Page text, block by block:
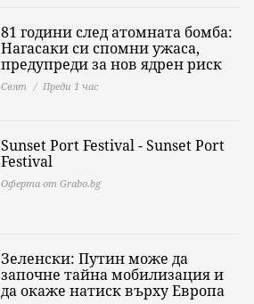
81 години след атомната бомба:
Нагасаки си спомни ужаса,
предупреди за нов ядрен риск
Свят Преди 1 час
Sunset Port Festival - Sunset Port
Festival
Оферта от Grabo.bg
Зеленски: Путин може да
започне тайна мобилизация и
да окаже натиск върху Европа